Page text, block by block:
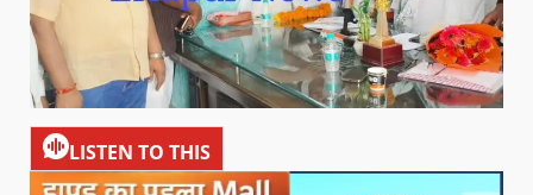
LISTEN TO THIS